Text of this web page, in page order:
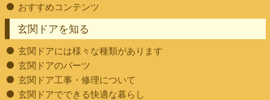
おすすめコンテンツ
玄関ドアを知る
玄関ドアには様々な種類があります
玄関ドアのパーツ
玄関ドア工事・修理について
玄関ドアでできる快適な暮らし